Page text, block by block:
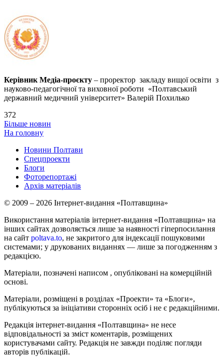
Керівник Медіа-проєкту – проректор закладу вищої освіти з
науково-педагогічної та виховної роботи «Полтавський
державний медичний університет» Валерій Похилько
372
Більше новин
На головну
Новини Полтави
Спецпроекти
Блоги
Фоторепортажі
Архів матеріалів
© 2009 – 2026 Інтернет-видання «Полтавщина»
Використання матеріалів інтернет-видання «Полтавщина» на
інших сайтах дозволяється лише за наявності гіперпосилання
на сайт poltava.to, не закритого для індексації пошуковими
системами; у друкованих виданнях — лише за погодженням з
редакцією.
Матеріали, позначені написом , опубліковані на комерційній
основі.
Матеріали, розміщені в розділах «Проекти» та «Блоги»,
публікуються за ініціативи сторонніх осіб і не є редакційними.
Редакція інтернет-видання «Полтавщина» не несе
відповідальності за зміст коментарів, розміщених
користувачами сайту. Редакція не завжди поділяє погляди
авторів публікацій.